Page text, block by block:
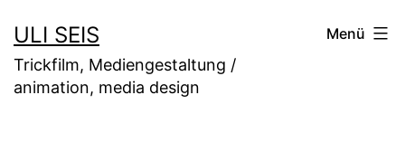
Inhalt
springen
ULI SEIS
Trickfilm, Mediengestaltung /
animation, media design
Menü